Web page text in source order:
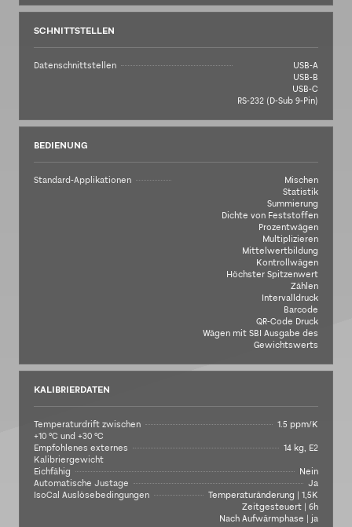
SCHNITTSTELLEN
Datenschnittstellen
USB-A
USB-B
USB-C
RS-232 (D-Sub 9-Pin)
BEDIENUNG
Standard-Applikationen
Mischen
Statistik
Summierung
Dichte von Feststoffen
Prozentwägen
Multiplizieren
Mittelwertbildung
Kontrollwägen
Höchster Spitzenwert
Zählen
Intervalldruck
Barcode
QR-Code Druck
Wägen mit SBI Ausgabe des
Gewichtswerts
KALIBRIERDATEN
Temperaturdrift zwischen
+10 °C und +30 °C
1.5 ppm/K
Empfohlenes externes
Kalibriergewicht
14 kg, E2
Eichfähig
Nein
Automatische Justage
Ja
IsoCal Auslösebedingungen
Temperaturänderung | 1,5K
Zeitgesteuert | 6h
Nach Aufwärmphase | ja